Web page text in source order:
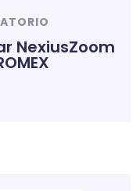
NexiusZoom